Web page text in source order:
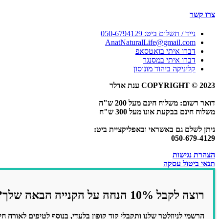
צרו קשר
נייד / תשלום ביט: 050-6794129
AnatNaturalLife@gmail.com
דברו איתי בואטסאפ
דברו איתי במסנגר
קליניקה ביהוד מונוסון
COPYRIGHT © 2023 ענת אדלר
דואר רשום: משלוח חינם מעל 200 ש"ח
משלוח חינם בבקעת אונו מעל 300 ש"ח
ניתן לשלם גם באשראי ובאפליקציית ביט:
050-679-4129
הצהרת נגישות
תנאי ביטול עסקה
רוצה לקבל 10% הנחה על הקנייה הבאה שלך?
הרשמי לניוזלטר שלנו ותקבלי קוד קופון בלעדי, בנוסף לטיפים לאורח